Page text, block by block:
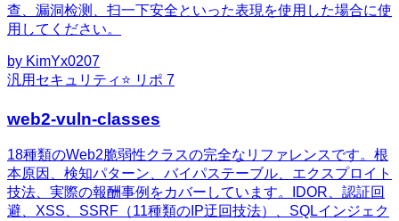
查、漏洞检测、扫一下安全といった表現を使用した場合に使
用してください。
by KimYx0207
汎用 セキュリティ ⭐ リポ 7
web2-vuln-classes
18種類のWeb2脆弱性クラスの完全なリファレンスです。根
本原因、検知パターン、バイパステーブル、エクスプロイト
技法、実際の報酬事例をカバーしています。IDOR、認証回
避、XSS、SSRF（11種類のIP迂回技法）、SQLインジェク